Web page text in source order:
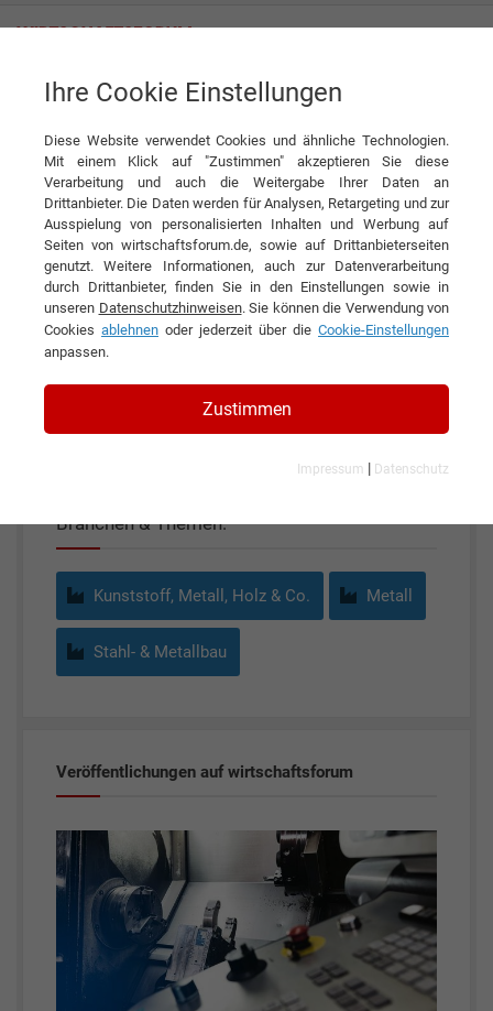
Gutekunst GmbH - Metallbearbeitung
KONTAKT
Gutekunst GmbH -
Metallbearbeitung
Branchen & Themen:
Kunststoff, Metall, Holz & Co. Metall
Stahl- & Metallbau
Veröffentlichungen auf wirtschaftsforum
Ihre Cookie Einstellungen
Diese Website verwendet Cookies und ähnliche Technologien.
Mit einem Klick auf "Zustimmen" akzeptieren Sie diese
Verarbeitung und auch die Weitergabe Ihrer Daten an
Drittanbieter. Die Daten werden für Analysen, Retargeting und zur
Ausspielung von personalisierten Inhalten und Werbung auf
Seiten von wirtschaftsforum.de, sowie auf Drittanbieterseiten
genutzt. Weitere Informationen, auch zur Datenverarbeitung
durch Drittanbieter, finden Sie in den Einstellungen sowie in
unseren Datenschutzhinweisen. Sie können die Verwendung von
Cookies ablehnen oder jederzeit über die Cookie-Einstellungen
anpassen.
Zustimmen
Impressum | Datenschutz